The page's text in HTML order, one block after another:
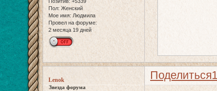
Позитив: +5339
Пол: Женский
Мое имя: Людмила
Провел на форуме:
2 месяца 19 дней
Поделиться
Lenok
Звезда форума